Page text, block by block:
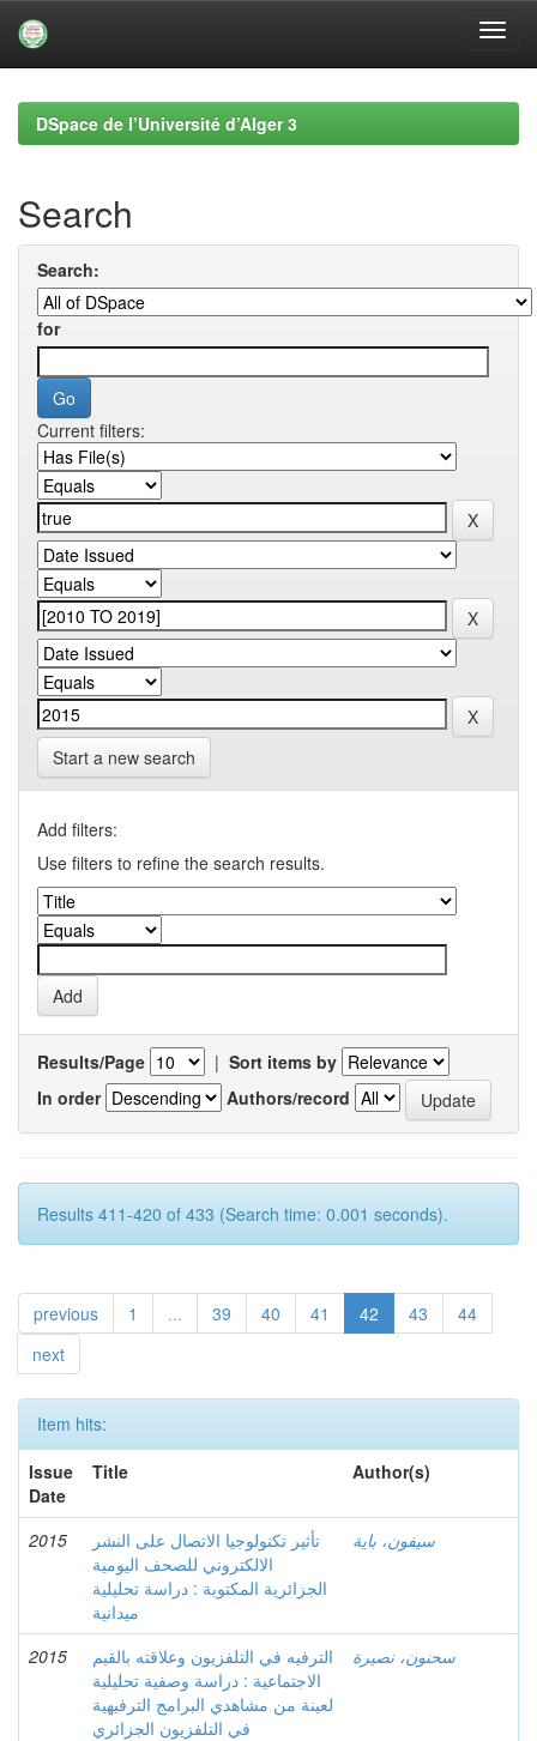
navigationDSpace de l’Université d’Alger 3
Search
Search:
for
Current filters:
Start a new search
Add filters:
Use filters to refine the search results.
Results/Page | Sort items by
In order
Authors/record
Results 411-420 of 433 (Search time: 0.001 seconds).
previous 1 ... 39 40 41 42 43
44
next
Item hits:
Issue
Date
Title Author(s)
2015
تأثير تكنولوجيا الاتصال على النشر
الالكتروني للصحف اليومية
الجزائرية المكتوبة : دراسة تحليلية
ميدانية
سيفون، باية
2015
الترفيه في التلفزيون وعلاقته بالقيم
الاجتماعية : دراسة وصفية تحليلية
لعينة من مشاهدي البرامج الترفيهية
في التلفزيون الجزائري
سحنون، نصيرة